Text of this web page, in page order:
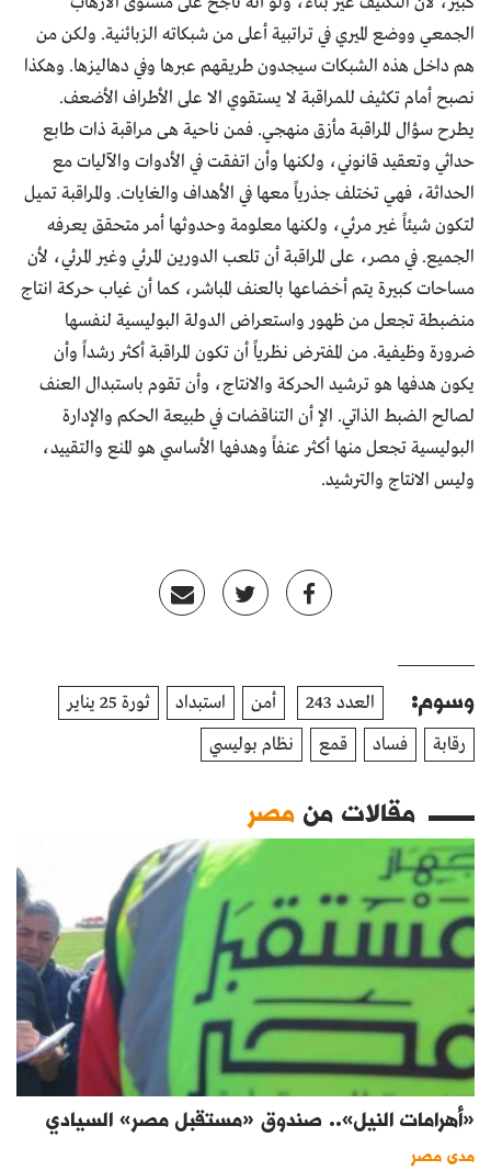
الجمعي ووضع الميري في تراتبية أعلى من شبكاته الزبائنية. ولكن من
هم داخل هذه الشبكات سيجدون طريقهم عبرها وفي دهاليزها. وهكذا
نصبح أمام تكثيف للمراقبة لا يستقوي الا على الأطراف الأضعف.
يطرح سؤال المراقبة مأزق منهجي. فمن ناحية هى مراقبة ذات طابع
حداثي وتعقيد قانوني، ولكنها وأن اتفقت في الأدوات والآليات مع
الحداثة، فهي تختلف جذرياً معها في الأهداف والغايات. والمراقبة تميل
لتكون شيئاً غير مرئي، ولكنها معلومة وحدوثها أمر متحقق يعرفه
الجميع. في مصر، على المراقبة أن تلعب الدورين المرئي وغير المرئي، لأن
مساحات كبيرة يتم أخضاعها بالعنف المباشر، كما أن غياب حركة انتاج
منضبطة تجعل من ظهور واستعراض الدولة البوليسية لنفسها
ضرورة وظيفية. من المفترض نظرياً أن تكون المراقبة أكثر رشداً وأن
يكون هدفها هو ترشيد الحركة والانتاج، وأن تقوم باستبدال العنف
لصالح الضبط الذاتي. الإ أن التناقضات في طبيعة الحكم والإدارة
البوليسية تجعل منها أكثر عنفاً وهدفها الأساسي هو المنع والتقييد،
وليس الانتاج والترشيد.
وسوم: العدد 243 أمن استبداد
ثورة 25 يناير
رقابة
فساد قمع نظام بوليسي
مقالات منمصر
«أهرامات النيل».. صندوق «مستقبل مصر» السيادي
مدى مصر